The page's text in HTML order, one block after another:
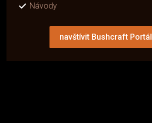
Návody
navštívit Bushcraft Portál